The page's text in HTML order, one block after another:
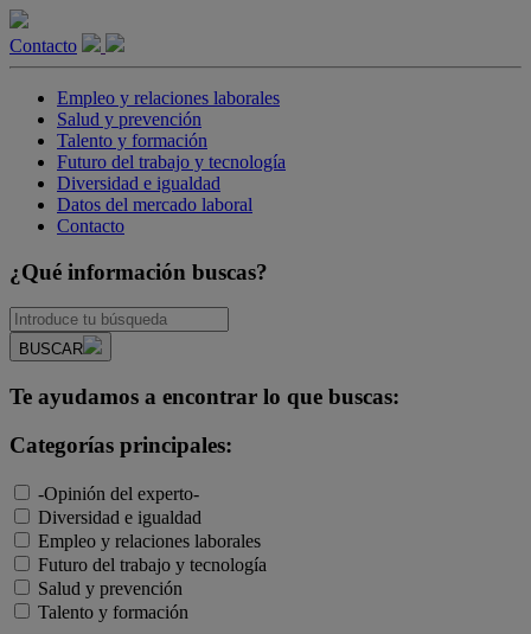
Contacto
Empleo y relaciones laborales
Salud y prevención
Talento y formación
Futuro del trabajo y tecnología
Diversidad e igualdad
Datos del mercado laboral
Contacto
¿Qué información buscas?
BUSCAR
Te ayudamos a encontrar lo que buscas:
Categorías principales:
-Opinión del experto-
Diversidad e igualdad
Empleo y relaciones laborales
Futuro del trabajo y tecnología
Salud y prevención
Talento y formación